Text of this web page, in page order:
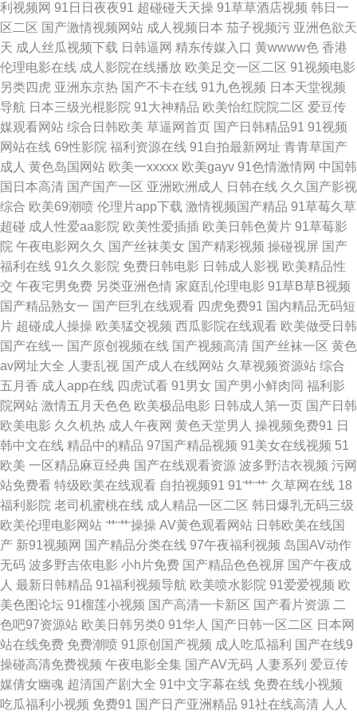
免费日本视频网站 在线不卡的AV初 91丝袜美女视频 国产精品久久9 欧美淫
啪啪重囗味合集 91国产视在线观看 国产第五区 欧美成人一二 影音先锋婷婷
99中文字幕在线视频 伦理片色网传媒 91吴梦梦台湾无码 伦理鲁丝影院 91av
资源总站 尤物视频入口在线 伪娘TS 亚洲久悠悠 亚洲主播国产 91传媒网视
频网 91看频 国产精品久久鸭下载 AV不卡网站网址 成人AV免费在线观看 A片
成人午夜剧场 91性情网 91黄色直播网站 91看片看婬黄 91p在线论坛 一区二
区伦理剧 亚州无玛 五月天性爱视频 五月情婷婷最新地址 亚洲特色色情三级
毛片 婷婷情情亚洲综合亚洲 亚洲图区狼人 日韩欧美一区操 色情在线观看 欧
美日韩综合色 黑丝成人诱惑av 欧美深喉性爱 欧美内射在线观看 久久嫩草精
品视频影院 久久一久久人妻 久荜中文字摹 精品亚洲无码一区二区 国产3页
岛国电影 www极品女 肏屄视频在哪观看 99福利姬 A片无码日韩 99精品在这
里 91专区在线 99资源站在线观看 超碰91人人在线 国厂av在线 白丝白虎自
慰 久草资源站 九九久久视频 欧美2P小视频 午夜精品久久 91黑丝美女自慰
91永久在线播放 99久久卡1卡2 超碰在线大青青青青 狼人社区精品国际 欧美
精品一区蜜桃 91在线播放专区 精品国产欧美婷婷 日韩一二片区做爱Av 91传
媒magnet 99国产精品久久成人 国产精区久久 国产精品九九视频 国产情侣
AV免费 国产精品自拍区 91精选 激情五月天社区 影音先锋亚洲av Www国产
91视频 久热精品色情 亚欧色图有码 91涩情 国产精品久久一级 四虎av播放
利视频网 91日日夜夜91 超碰碰天天操 91草草酒店视频 韩日一
区二区 国产激情视频网站 成人视频日本 茄子视频污 亚洲色欲天
天 成人丝瓜视频下载 日韩逼网 精东传媒入口 黄wwww色 香港
伦理电影在线 成人影院在线播放 欧美足交一区二区 91视频电影
另类四虎 亚洲东京热 国产不卡在线 91九色视频 日本天堂视频
导航 日本三级光棍影院 91大神精品 欧美怡红院院二区 爱豆传
媒观看网站 综合日韩欧美 草逼网首页 国产日韩精品91 91视频
网站在线 69性影院 福利资源在线 91自拍最新网址 青青草国产
成人 黄色岛国网站 欧美一xxxxx 欧美gayv 91色情激情网 中国韩
国日本高清 国产国产一区 亚洲欧洲成人 日韩在线 久久国产影视
综合 欧美69潮喷 伦理片app下载 激情视频国产精品 91草莓久草
超碰 成人性爱aa影院 欧美性爱插插 欧美日韩色黄片 91草莓影
院 午夜电影网久久 国产丝袜美女 国产精彩视频 操碰视屏 国产
福利在线 91久久影院 免费日韩电影 日韩成人影视 欧美精品性
交 午夜宅男免费 另类亚洲色情 家庭乱伦理电影 91草B草B视频
国产精品熟女一 国产巨乳在线观看 四虎免费91 国内精品无码短
片 超碰成人操操 欧美猛交视频 西瓜影院在线观看 欧美做受日韩
国产在线一 国产原创视频在线 国产视频高清 国产丝袜一区 黄色
av网址大全 人妻乱视 国产成人在线网站 久草视频资源站 综合
五月香 成人app在线 四虎试看 91男女 国产男小鲜肉同 福利影
院网站 激情五月天色色 欧美极品电影 日韩成人第一页 国产日韩
欧美电影 久久机热 成人午夜网 黄色天堂男人 操视频免费91 日
韩中文在线 精品中的精品 97国产精品视频 91美女在线视频 51
欧美 一区精品麻豆经典 国产在线观看资源 波多野洁衣视频 污网
站免费看 特级欧美在线观看 自拍视频91 91艹艹 久草网在线 18
福利影院 老司机蜜桃在线 成人精品一区二区 韩日爆乳无码三级
欧美伦理电影网站 艹艹操操 AV黄色观看网站 日韩欧美在线国
产 新91视频网 国产精品分类在线 97午夜福利视频 岛国AV动作
无码 波多野吉依电影 小h片免费 国产精品色色视屏 国产午夜成
人 最新日韩精品 91福利视频导航 欧美喷水影院 91爱爱视频 欧
美色图论坛 91榴莲小视频 国产高清一卡新区 国产看片资源 二
色吧97资源站 欧美日韩另类0 91华人 国产日韩一区二区 日本网
站在线免费 免费潮喷 91原创国产视频 成人吃瓜福利 国产在线9
操碰高清免费视频 午夜电影全集 国产AV无码 人妻系列 爱豆传
媒倩女幽魂 超清国产剧大全 91中文字幕在线 免费在线小视频
吃瓜福利小视频 免费91 国产日产亚洲精品 91社在线高清 人人